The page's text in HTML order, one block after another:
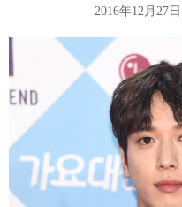
图片
健康
公益
富媒体 摄影
2016年12月27